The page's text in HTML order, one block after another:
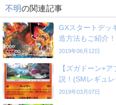
不明の関連記事
GXスタートデッ
造方法もご紹介！
2019年06月12日
【ズガドーン+
説！(SMレギュ
2019年03月07日